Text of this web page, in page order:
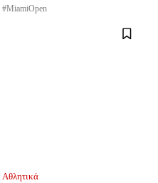
#MiamiOpen
Αθλητικά